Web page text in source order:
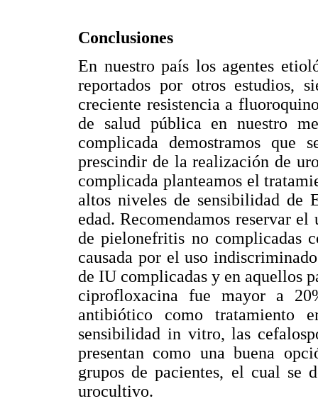
Conclusiones
En nuestro país los agentes
reportados por otros estudios,
creciente resistencia a
de salud pública en nuestro
complicada demostramos que
prescindir de la realización de
complicada planteamos el
altos niveles de sensibilidad de
edad. Recomendamos reservar
de pielonefritis no complicadas
causada por el uso
de IU complicadas y en aquellos
ciprofloxacina fue mayor a
antibiótico como tratamiento
sensibilidad in vitro, las
presentan como una buena
grupos de pacientes, el cual se
urocultivo.